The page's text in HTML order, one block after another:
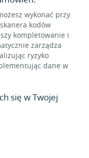
wykonać przy
kodów
kompletowanie i
zarządza
ryzyko
dane w
się w Twojej